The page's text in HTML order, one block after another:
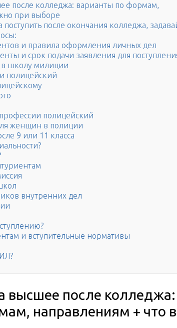
после колледжа: варианты по формам,
при выборе
после окончания колледжа,
и правила оформления личных дел
и срок подачи заявления для
в школу милиции
полицейский
полицейский
женщин в полиции
9 или 11 класса
внутренних дел
и вступительные нормативы
высшее после колледжа:
направлениям + что